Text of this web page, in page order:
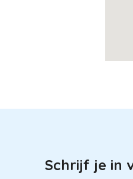
Schrijf je in